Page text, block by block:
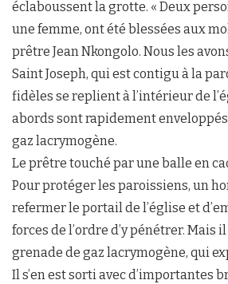
éclaboussent la grotte. « Deux
une femme, ont été blessées aux
prêtre Jean Nkongolo. Nous les
Saint Joseph, qui est contigu à la
fidèles se replient à l’intérieur de
abords sont rapidement
gaz lacrymogène.
Le prêtre touché par une balle en
Pour protéger les paroissiens, un
refermer le portail de l’église et
forces de l’ordre d’y pénétrer. Mais
grenade de gaz lacrymogène, qui
Il s’en est sorti avec d’importantes